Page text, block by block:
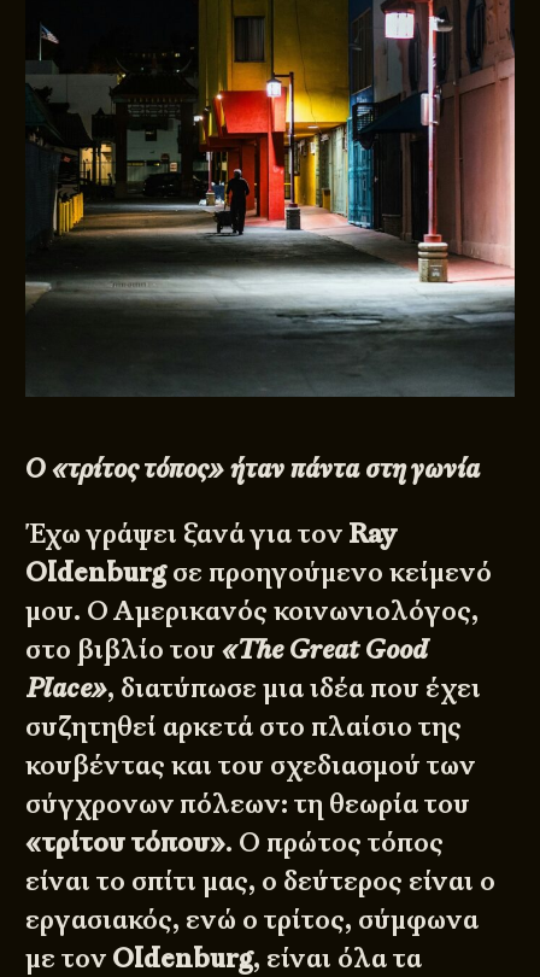
Ο «τρίτος τόπος» ήταν πάντα στη γωνία
Έχω γράψει ξανά για τον Ray
Oldenburgσε προηγούμενο κείμενό
μου. Ο Αμερικανός κοινωνιολόγος,
στο βιβλίο του«The Great Good
Place», διατύπωσε μια ιδέα που έχει
συζητηθεί αρκετά στο πλαίσιο της
κουβέντας και του σχεδιασμού των
σύγχρονων πόλεων: τη θεωρία του
«τρίτου τόπου». Ο πρώτος τόπος
είναι το σπίτι μας, ο δεύτερος είναι ο
εργασιακός, ενώ ο τρίτος, σύμφωνα
με τον Oldenburg, είναι όλα τα